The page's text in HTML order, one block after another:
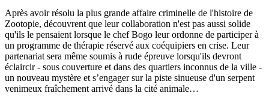
Après avoir résolu la plus grande affaire criminelle de l'histoire de
Zootopie, découvrent que leur collaboration n'est pas aussi solide
qu'ils le pensaient lorsque le chef Bogo leur ordonne de participer à
un programme de thérapie réservé aux coéquipiers en crise. Leur
partenariat sera même soumis à rude épreuve lorsqu'ils devront
éclaircir - sous couverture et dans des quartiers inconnus de la ville -
un nouveau mystère et s’engager sur la piste sinueuse d'un serpent
venimeux fraîchement arrivé dans la cité animale…